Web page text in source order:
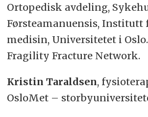
Ortopedisk avdeling,
Førsteamanuensis,
medisin, Universitetet i
Fragility Fracture Network.
Kristin Taraldsen,
OsloMet –